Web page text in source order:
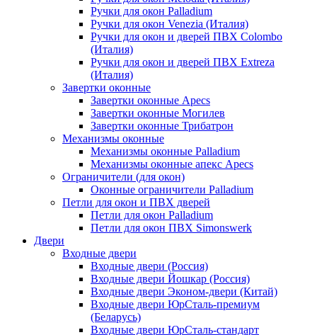
Ручки для окон Palladium
Ручки для окон Venezia (Италия)
Ручки для окон и дверей ПВХ Colombo
(Италия)
Ручки для окон и дверей ПВХ Extreza
(Италия)
Завертки оконные
Завертки оконные Apecs
Завертки оконные Могилев
Завертки оконные Трибатрон
Механизмы оконные
Механизмы оконные Palladium
Механизмы оконные апекс Apecs
Ограничители (для окон)
Оконные ограничители Palladium
Петли для окон и ПВХ дверей
Петли для окон Palladium
Петли для окон ПВХ Simonswerk
Двери
Входные двери
Входные двери (Россия)
Входные двери Йошкар (Россия)
Входные двери Эконом-двери (Китай)
Входные двери ЮрСталь-премиум
(Беларусь)
Входные двери ЮрСталь-стандарт